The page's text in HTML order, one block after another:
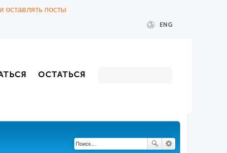
оставлять посты
ENG
ОСТАТЬСЯ